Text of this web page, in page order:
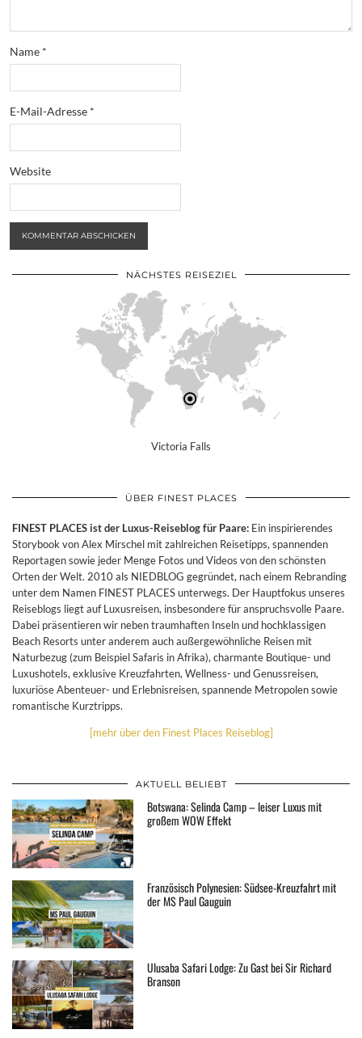
Name *
E-Mail-Adresse *
Website
NÄCHSTES REISEZIEL
Victoria Falls
ÜBER FINEST PLACES
FINEST PLACES ist der Luxus-Reiseblog für Paare: Ein inspirierendes
Storybook von Alex Mirschel mit zahlreichen Reisetipps, spannenden
Reportagen sowie jeder Menge Fotos und Videos von den schönsten
Orten der Welt. 2010 als NIEDBLOG gegründet, nach einem Rebranding
unter dem Namen FINEST PLACES unterwegs. Der Hauptfokus unseres
Reiseblogs liegt auf Luxusreisen, insbesondere für anspruchsvolle Paare.
Dabei präsentieren wir neben traumhaften Inseln und hochklassigen
Beach Resorts unter anderem auch außergewöhnliche Reisen mit
Naturbezug (zum Beispiel Safaris in Afrika), charmante Boutique- und
Luxushotels, exklusive Kreuzfahrten, Wellness- und Genussreisen,
luxuriöse Abenteuer- und Erlebnisreisen, spannende Metropolen sowie
romantische Kurztripps.
[mehr über den Finest Places Reiseblog]
AKTUELL BELIEBT
Botswana: Selinda Camp – leiser Luxus mit
großem WOW Effekt
Französisch Polynesien: Südsee-Kreuzfahrt mit
der MS Paul Gauguin
Ulusaba Safari Lodge: Zu Gast bei Sir Richard
Branson